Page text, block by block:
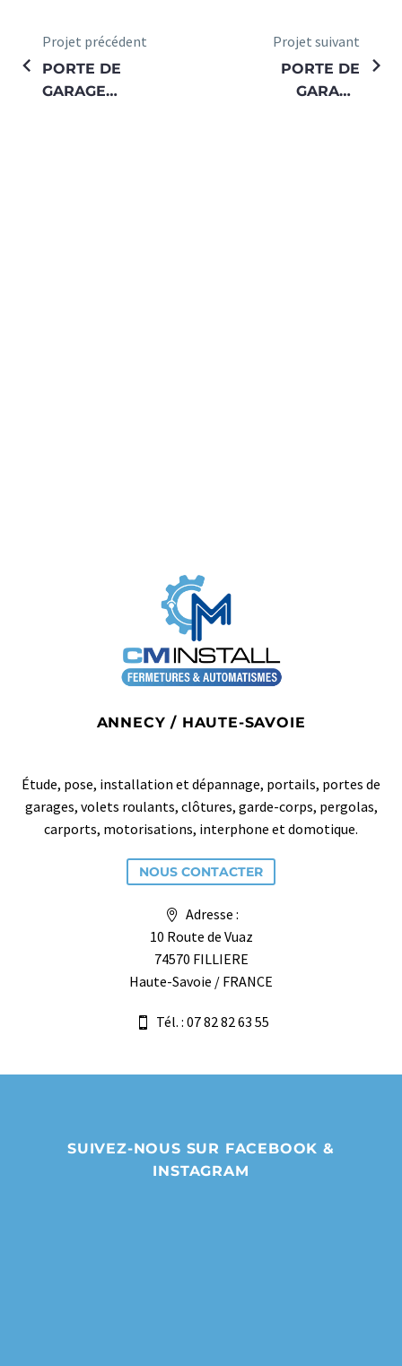
Projet précédent
PORTE DE
GARAGE
Projet suivant
PORTE DE
GARAGE
ANNECY / HAUTE-SAVOIE
Étude, pose, installation et dépannage, portails, portes de
garages, volets roulants, clôtures, garde-corps, pergolas,
carports, motorisations, interphone et domotique.
NOUS CONTACTER
Adresse :
10 Route de Vuaz
74570 FILLIERE
Haute-Savoie / FRANCE
Tél. : 07 82 82 63 55
SUIVEZ-NOUS SUR FACEBOOK &
INSTAGRAM